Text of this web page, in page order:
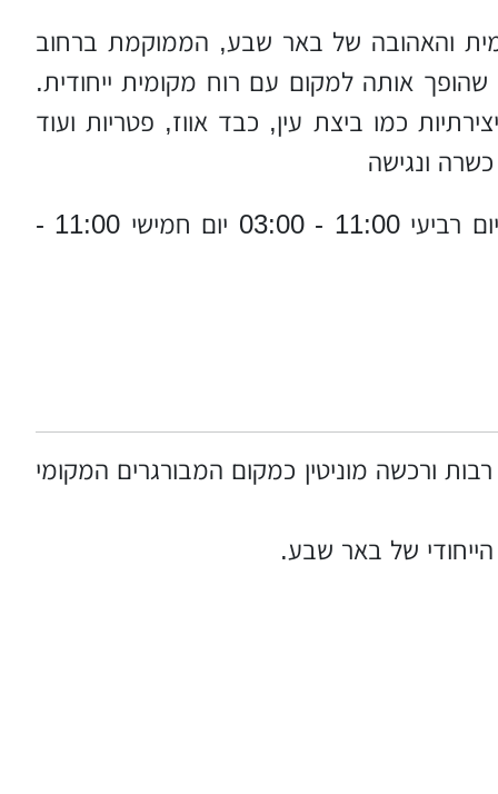
והאהובה של באר שבע, הממוקמת ברחוב
אותה למקום עם רוח מקומית ייחודית.
כמו ביצת עין, כבד אווז, פטריות ועוד
ונגישה
יום ראשון 11:00 - 03:00 יום שני 11:00 - 03:00 יום שלישי 11:00 - 03:00 יום רביעי 11:00 - 03:00 יום חמישי 11:00 -
ורכשה מוניטין כמקום המבורגרים המקומי
של באר שבע.